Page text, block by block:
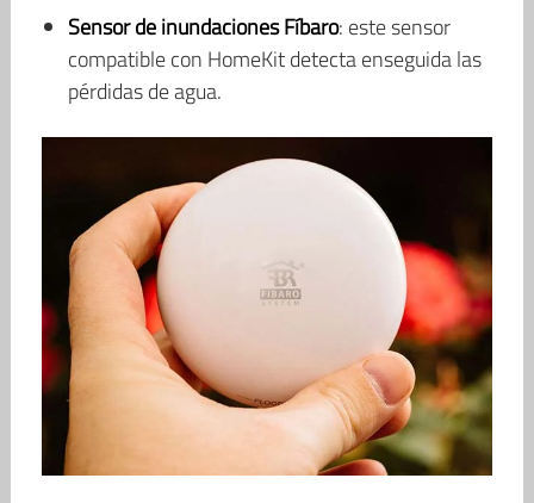
Sensor de inundaciones Fíbaro: este sensor
compatible con HomeKit detecta enseguida las
pérdidas de agua.